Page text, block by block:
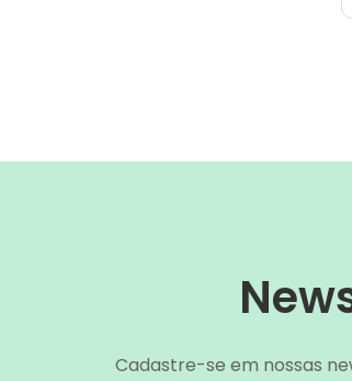
Cadastre-se em nossas